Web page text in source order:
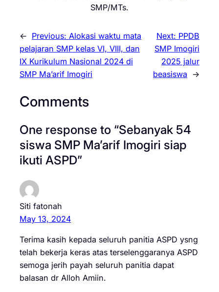
SMP/MTs.
← Previous: Alokasi waktu mata
pelajaran SMP kelas VI, VIII, dan
IX Kurikulum Nasional 2024 di
SMP Ma’arif Imogiri
Next: PPDB
SMP Imogiri
2025 jalur
beasiswa
→
Comments
One response to “Sebanyak 54
siswa SMP Ma’arif Imogiri siap
ikuti ASPD”
Siti fatonah
May 13, 2024
Terima kasih kepada seluruh panitia ASPD ysng
telah bekerja keras atas terselenggaranya ASPD
semoga jerih payah seluruh panitia dapat
balasan dr Alloh Amiin.